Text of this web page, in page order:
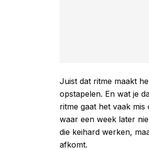
Juist dat ritme maakt
opstapelen. En wat je
ritme gaat het vaak
waar een week later
die keihard werken,
afkomt.